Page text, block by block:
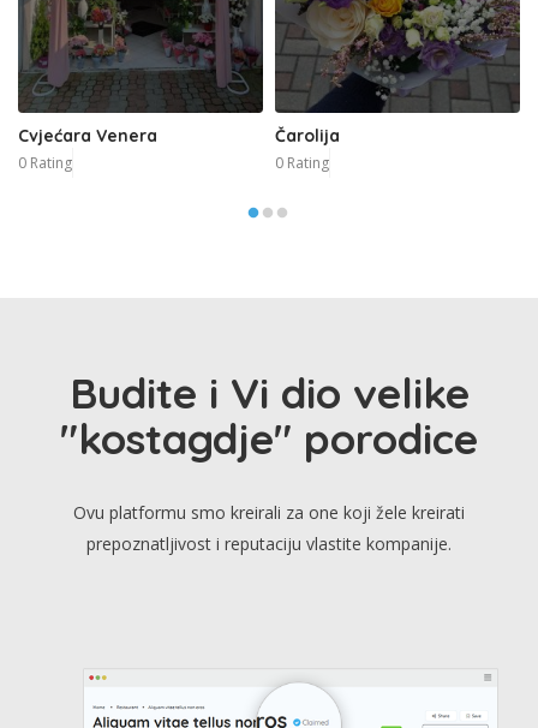
Cvjećara Venera
0 Rating
Čarolija
0 Rating
Budite i Vi dio velike
"kostagdje" porodice
Ovu platformu smo kreirali za one koji žele kreirati
prepoznatljivost i reputaciju vlastite kompanije.